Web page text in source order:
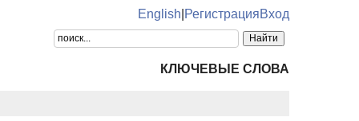
English РегистрацияВход
КЛЮЧЕВЫЕ СЛОВА